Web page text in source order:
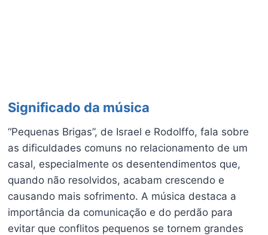
Significado da música
“Pequenas Brigas”, de Israel e Rodolffo, fala sobre
as dificuldades comuns no relacionamento de um
casal, especialmente os desentendimentos que,
quando não resolvidos, acabam crescendo e
causando mais sofrimento. A música destaca a
importância da comunicação e do perdão para
evitar que conflitos pequenos se tornem grandes